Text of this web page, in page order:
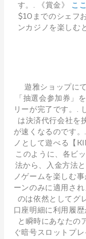
す。. 《賞金》 こ
$10までのシェフ
ンカジノを楽しむ
【2: 参加券へ引き換え】遊雅シ
「抽選会参加券」
リーが完了です。.
は決済代行会社を
が速くなるのです
ノとして遊べる【
このように、各ビ
法から、入金方法
ノゲームを楽しむ
ーンのみに適用さ
のは依然としてグ
口座明細に利用履
と瞬時にあなたの
ぐ暗号スロットプ